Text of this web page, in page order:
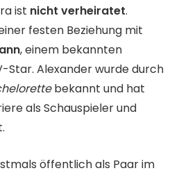
ist nicht verheiratet.
festen Beziehung mit
, einem bekannten
Star. Alexander wurde durch
bekannt und hat
als Schauspieler und
öffentlich als Paar im